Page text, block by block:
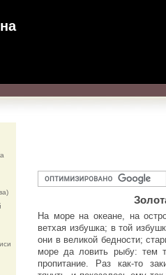
На море на океане, на
ветхая избушка; в той
они в великой бедности;
море да ловить рыбу: тем
пропитание. Раз как-то